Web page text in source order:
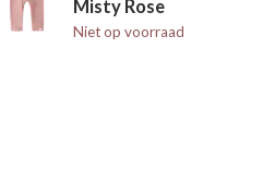
Misty Rose
Niet op voorraad